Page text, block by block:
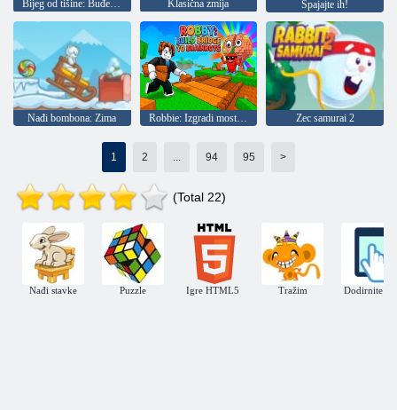
Bijeg od tišine: Buđenje Klasična zmija Spajajte ih!
Nađi bombona: Zima Robbie: Izgradi most do Brainrotha Zec samurai 2
1 2 ... 94 95 >
(Total 22)
Nađi stavke Puzzle Igre HTML5 Tražim Dodirnite